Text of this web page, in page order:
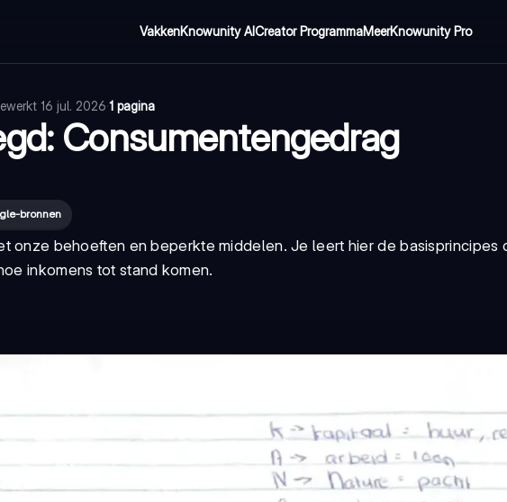
VakkenKnowunity AICreator ProgrammaMeerKnowunity Pro
16 jul. 2026·1 pagina
Consumentengedrag
bronnen
onze behoeften en beperkte middelen. Je leert hier de basisprincipes
inkomens tot stand komen.